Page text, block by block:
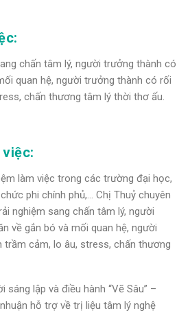
chấn tâm lý, người trưởng thành có
quan hệ, người trưởng thành có rối
chấn thương tâm lý thời thơ ấu.
việc:
làm việc trong các trường đại học,
phi chính phủ,… Chị Thuỷ chuyên
nghiệm sang chấn tâm lý, người
về gắn bó và mối quan hệ, người
cảm, lo âu, stress, chấn thương
sáng lập và điều hành “Vẽ Sâu” –
hỗ trợ về trị liệu tâm lý nghệ